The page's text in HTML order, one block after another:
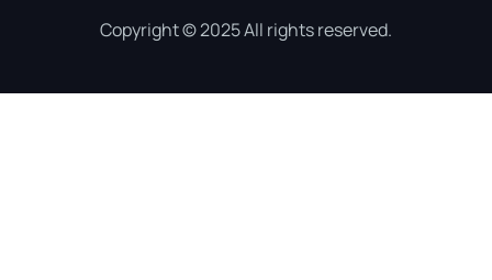
Copyright © 2025 All rights reserved.